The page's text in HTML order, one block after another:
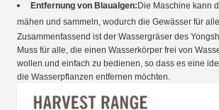
Entfernung von Blaualgen: Die Maschine kann
mähen und sammeln, wodurch die Gewässer für
Zusammenfassend ist der Wassergräser des
Muss für alle, die einen Wasserkörper frei von
wollen.und einfach zu bedienen, so dass es eine
die Wasserpflanzen entfernen möchten.